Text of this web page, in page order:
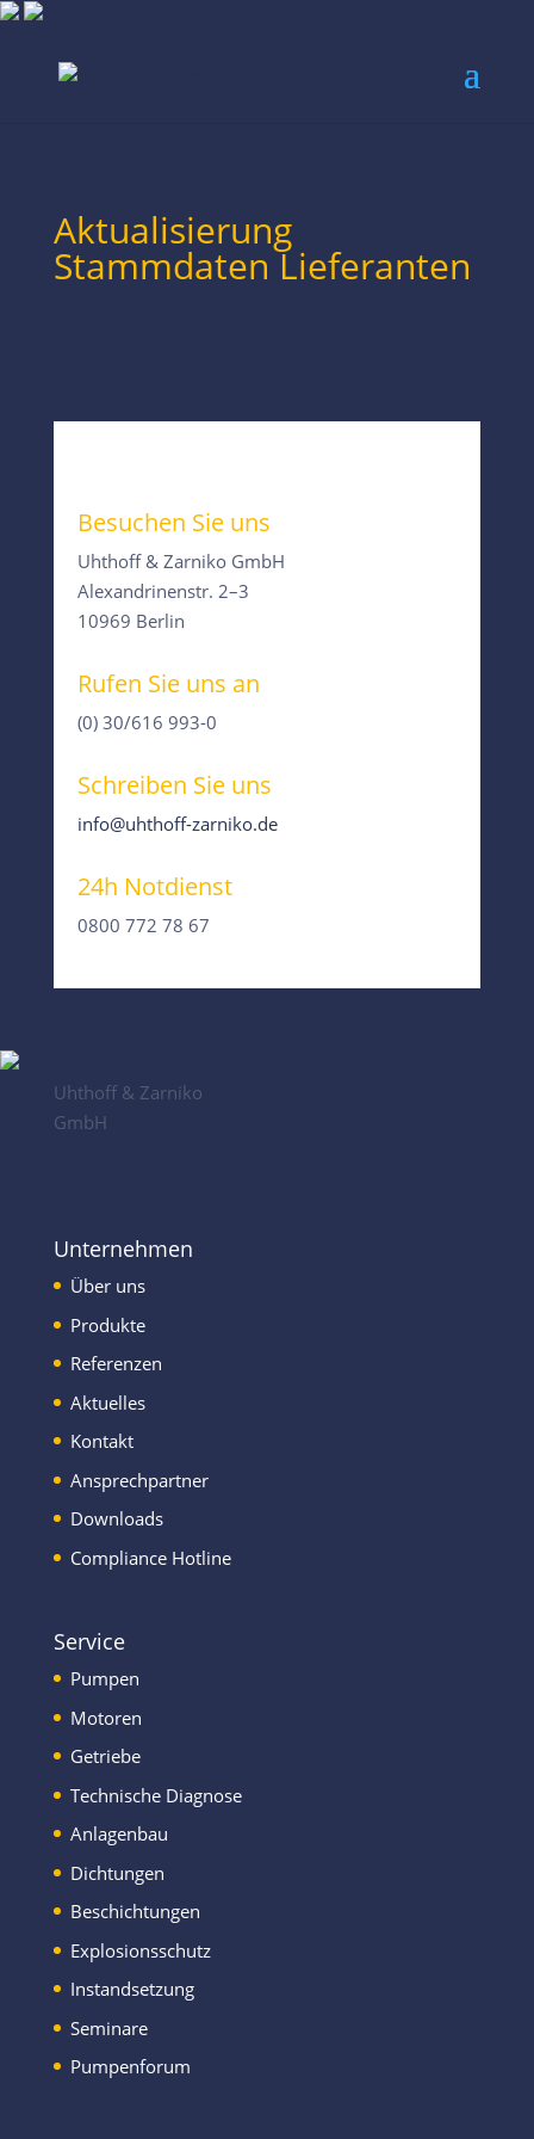
Aktualisierung
Stammdaten Lieferanten
Besuchen Sie uns
Uhthoff & Zarniko GmbH
Alexandrinenstr. 2–3
10969 Berlin
Rufen Sie uns an
(0) 30/616 993-0
Schreiben Sie uns
info@uhthoff-zarniko.de
24h Notdienst
0800 772 78 67
Uhthoff & Zarniko
GmbH
Unternehmen
Über uns
Produkte
Referenzen
Aktuelles
Kontakt
Ansprechpartner
Downloads
Compliance Hotline
Service
Pumpen
Motoren
Getriebe
Technische Diagnose
Anlagenbau
Dichtungen
Beschichtungen
Explosionsschutz
Instandsetzung
Seminare
Pumpenforum